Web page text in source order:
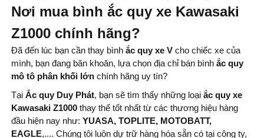
Nơi mua bình ắc quy xe Kawasaki
Z1000 chính hãng?
Đã đến lúc bạn cần thay bình ắc quy xe V cho chiếc xe của
mình, bạn đang băn khoăn, lựa chọn địa chỉ bán bình ắc quy
mô tô phân khối lớn chính hãng uy tín?
Tại Ắc quy Duy Phát, bạn sẽ tìm thấy những loại ắc quy xe
Kawasaki Z1000 thay thế tốt nhất từ ​​các thương hiệu hàng
đầu hiện nay như: YUASA, TOPLITE, MOTOBATT,
EAGLE,.... Chúng tôi luôn dự trữ hàng hóa sẵn có tại công ty,